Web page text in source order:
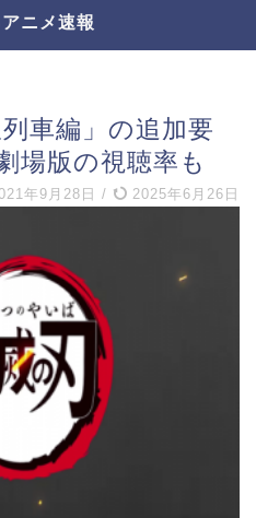
ニメ速報
車編」の追加要
場版の視聴率も
年9月28日 / 2025年6月26日